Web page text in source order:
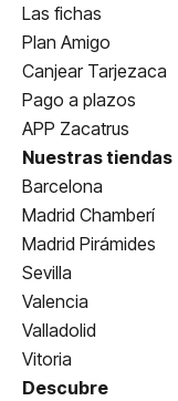
Las fichas
Plan Amigo
Canjear Tarjezaca
Pago a plazos
APP Zacatrus
Nuestras tiendas
Barcelona
Madrid Chamberí
Madrid Pirámides
Sevilla
Valencia
Valladolid
Vitoria
Descubre